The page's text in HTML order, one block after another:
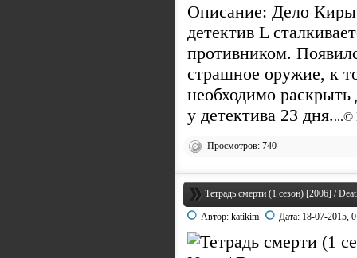
Описание: Дело
детектив L
противником.
страшное оружие, к
необходимо
у детектива 23 дня....©
Просмотров: 740
Тетрадь смерти (1 сезон) [2006] /
Автор: katikim Дата: 18-07-2015,